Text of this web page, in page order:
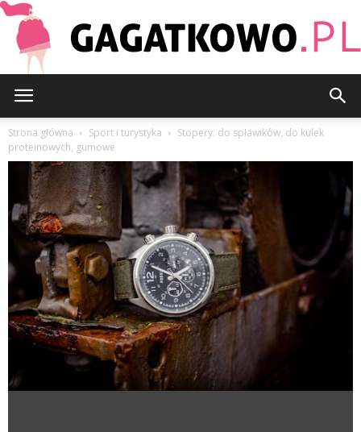
Strona główna Sport i turystyka
Stopery: do spławików, do kulek
proteinowych, gumowe